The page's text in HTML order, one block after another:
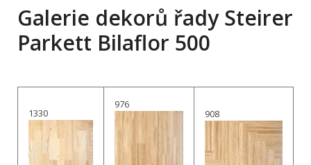
Galerie dekorů řady Steirer
Parkett Bilaflor 500
1330
976
908